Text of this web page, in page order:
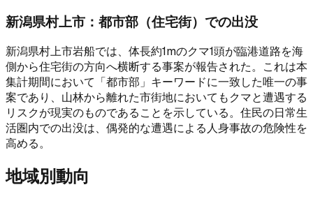
新潟県村上市：都市部（住宅街）での出没
新潟県村上市岩船では、体長約1mのクマ1頭が臨港道路を海
側から住宅街の方向へ横断する事案が報告された。これは本
集計期間において「都市部」キーワードに一致した唯一の事
案であり、山林から離れた市街地においてもクマと遭遇する
リスクが現実のものであることを示している。住民の日常生
活圏内での出没は、偶発的な遭遇による人身事故の危険性を
高める。
地域別動向